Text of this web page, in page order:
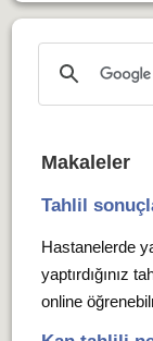
Makaleler
Tahlil
Hastanelerde
yaptırdığınız
online